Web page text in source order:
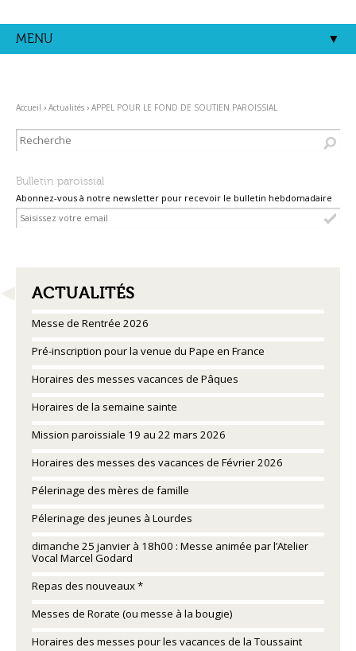
contenu.
|
MENU
Accueil › Actualités › APPEL POUR LE FOND DE SOUTIEN PAROISSIAL
Bulletin paroissial
Abonnez-vous à notre newsletter pour recevoir le bulletin hebdomadaire
NAVIGATION
ACTUALITÉS
Messe de Rentrée 2026
Pré-inscription pour la venue du Pape en France
Horaires des messes vacances de Pâques
Horaires de la semaine sainte
Mission paroissiale 19 au 22 mars 2026
Horaires des messes des vacances de Février 2026
Pélerinage des mères de famille
Pélerinage des jeunes à Lourdes
dimanche 25 janvier à 18h00 : Messe animée par l’Atelier
Vocal Marcel Godard
Repas des nouveaux *
Messes de Rorate (ou messe à la bougie)
Horaires des messes pour les vacances de la Toussaint